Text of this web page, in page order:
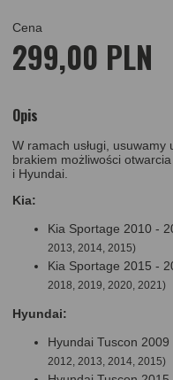
Cena
299,00 PLN
Opis
W ramach usługi, usuwamy
brakiem możliwości
i Hyundai.
Kia:
Kia Sportage 2010 -
2013, 2014, 2015)
Kia Sportage 2015 -
2018, 2019, 2020, 2021)
Hyundai:
Hyundai Tuscon
2012, 2013, 2014, 2015)